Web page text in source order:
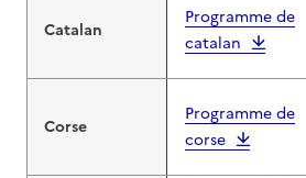
Catalan
Programme de
catalan
Corse
Programme de
corse